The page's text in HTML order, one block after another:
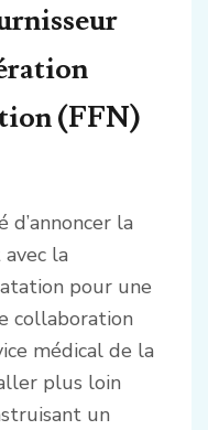
(FFN)
la
la
pour une
collaboration
médical de la
plus loin
un